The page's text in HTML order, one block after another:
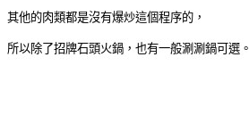
其他的肉類都是沒有爆炒這個程序的，
所以除了招牌石頭火鍋，也有一般涮涮鍋可選。